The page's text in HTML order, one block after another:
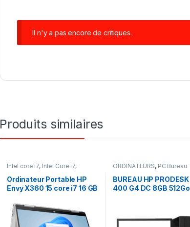
Il n'y a pas encore de critiques.
Produits similaires
Intel core i7, Intel Core i7,
ORDINATEURS
PC Portables
Ordinateur Portable HP
Envy X360 15 core i7 16 GB
écran tactile 15.6 pouces
ORDINATEURS, PC Bureau
BUREAU HP PRODESK
400 G4 DC 8GB 512Go